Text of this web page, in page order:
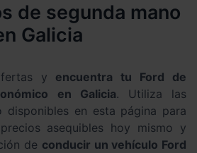
de segunda mano
Galicia
y encuentra tu Ford de
en Galicia. Utiliza las
disponibles en esta página para
asequibles hoy mismo y
de conducir un vehículo Ford